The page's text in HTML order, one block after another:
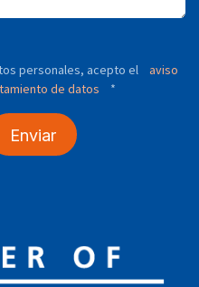
personales, acepto el
aviso
de datos *
Enviar